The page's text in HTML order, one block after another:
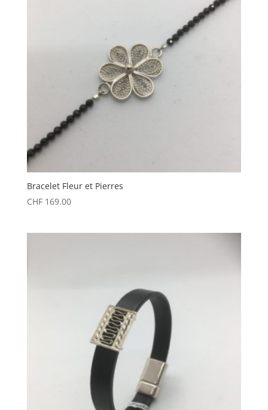
Bracelet Fleur et Pierres
CHF169.00